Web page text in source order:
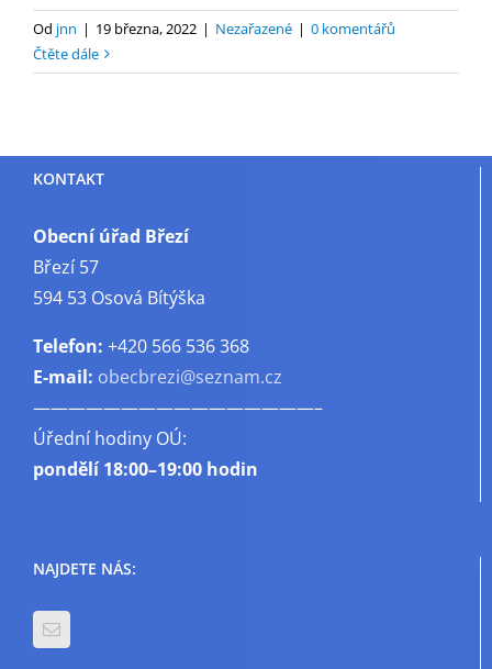
Od jnn | 19 března, 2022 | Nezařazené | 0 komentářů
Čtěte dále
KONTAKT
Obecní úřad Březí
Březí 57
594 53 Osová Bítýška
Telefon: +420 566 536 368
E-mail: obecbrezi@seznam.cz
————————————————–
Úřední hodiny OÚ:
pondělí18:00–19:00 hodin
NAJDETE NÁS: